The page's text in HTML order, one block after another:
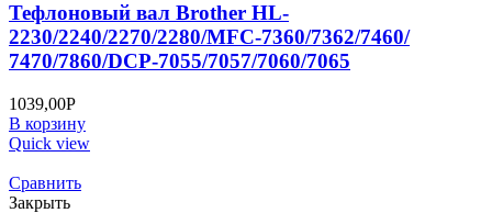
Тефлоновый вал Brother HL-
2230/2240/2270/2280/MFC-7360/7362/7460/
7470/7860/DCP-7055/7057/7060/7065
1039,00Р
В корзину
Quick view
Сравнить
Закрыть